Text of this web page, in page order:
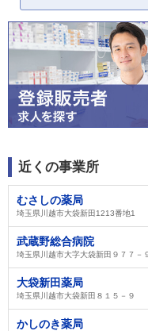
近くの事業所
むさしの薬局
埼玉県川越市大袋新田1213番地1
武蔵野総合病院
埼玉県川越市大字大袋新田９７７－
大袋新田薬局
埼玉県川越市大袋新田８１５－９
かしのき薬局